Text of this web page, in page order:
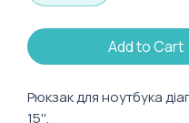
Add to Cart
Рюкзак для ноутбука
15''.